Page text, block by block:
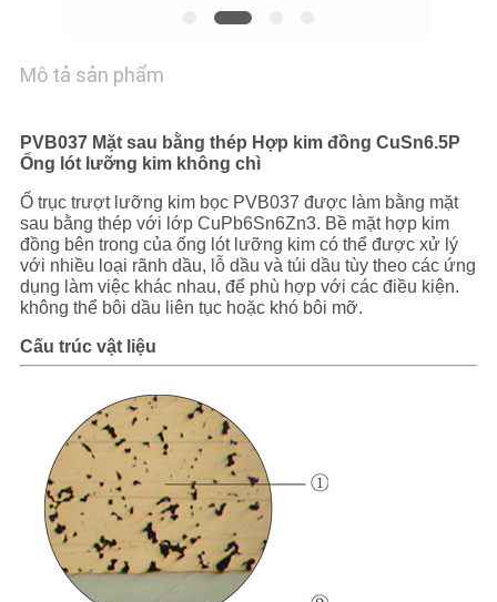
KIỂM
SOÁT
CHẤT
LƯỢNG
LIÊN
HỆ
VỚI
TIN
TỨC
Mô tả sản phẩm
PVB037 Mặt sau bằng thép Hợp kim đồng CuSn6.5P
Ống lót lưỡng kim không chì
Ổ trục trượt lưỡng kim bọc PVB037 được làm bằng mặt
sau bằng thép với lớp CuPb6Sn6Zn3. Bề mặt hợp kim
đồng bên trong của ống lót lưỡng kim có thể được xử lý
với nhiều loại rãnh dầu, lỗ dầu và túi dầu tùy theo các ứng
dụng làm việc khác nhau, để phù hợp với các điều kiện.
không thể bôi dầu liên tục hoặc khó bôi mỡ.
Cấu trúc vật liệu